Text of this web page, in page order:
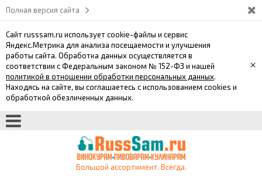
Полная версия сайта
Сайт russsam.ru использует cookie-файлы и сервис
Яндекс.Метрика для анализа посещаемости и улучшения
работы сайта. Обработка данных осуществляется в
соответствии с Федеральным законом № 152-ФЗ и нашей
политикой в отношении обработки персональных данных.
Находясь на сайте, вы соглашаетесь с использованием cookies и
обработкой обезличенных данных.
×
Большой ассортимент. Всегда.